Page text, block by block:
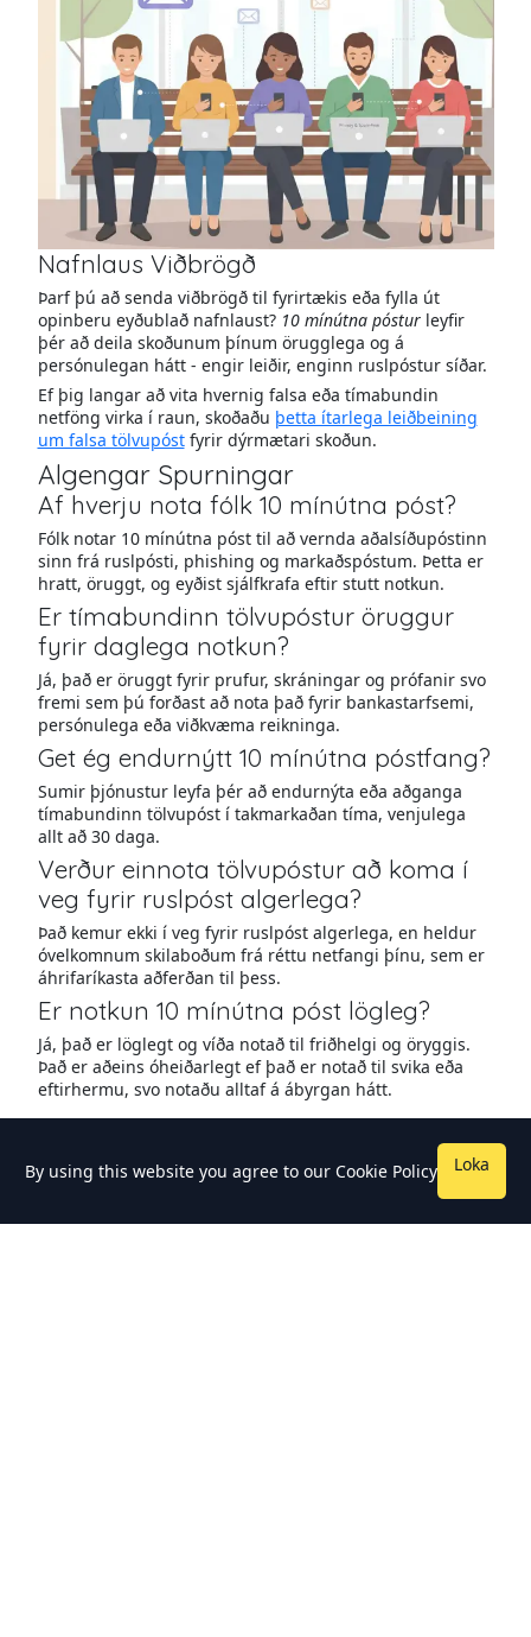
Nafnlaus Viðbrögð
Þarf þú að senda viðbrögð til fyrirtækis eða fylla út
opinberu eyðublað nafnlaust? 10 mínútna pósturleyfir
þér að deila skoðunum þínum örugglega og á
persónulegan hátt - engir leiðir, enginn ruslpóstur síðar.
Ef þig langar að vita hvernig falsa eða tímabundin
netföng virka í raun, skoðaðu þetta ítarlega leiðbeining
um falsa tölvupóstfyrir dýrmætari skoðun.
Algengar Spurningar
Af hverju nota fólk 10 mínútna póst?
Fólk notar 10 mínútna póst til að vernda aðalsíðupóstinn
sinn frá ruslpósti, phishing og markaðspóstum. Þetta er
hratt, öruggt, og eyðist sjálfkrafa eftir stutt notkun.
Er tímabundinn tölvupóstur öruggur
fyrir daglega notkun?
Já, það er öruggt fyrir prufur, skráningar og prófanir svo
fremi sem þú forðast að nota það fyrir bankastarfsemi,
persónulega eða viðkvæma reikninga.
Get ég endurnýtt 10 mínútna póstfang?
Sumir þjónustur leyfa þér að endurnýta eða aðganga
tímabundinn tölvupóst í takmarkaðan tíma, venjulega
allt að 30 daga.
Verður einnota tölvupóstur að koma í
veg fyrir ruslpóst algerlega?
Það kemur ekki í veg fyrir ruslpóst algerlega, en heldur
óvelkomnum skilaboðum frá réttu netfangi þínu, sem er
áhrifaríkasta aðferðan til þess.
Er notkun 10 mínútna póst lögleg?
Já, það er löglegt og víða notað til friðhelgi og öryggis.
Það er aðeins óheiðarlegt ef það er notað til svika eða
eftirhermu, svo notaðu alltaf á ábyrgan hátt.
By using this website you agree to our Cookie Policy Loka